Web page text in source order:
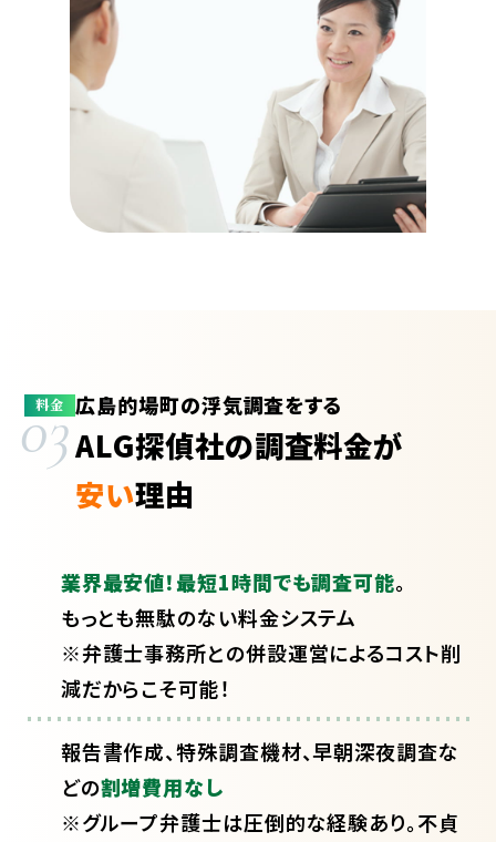
料金
03広島的場町の浮気調査をする
ALG探偵社の調査料金が
安い理由
業界最安値！最短1時間でも調査可能。
もっとも無駄のない料金システム
※弁護士事務所との併設運営によるコスト削
減だからこそ可能！
報告書作成、特殊調査機材、早朝深夜調査な
どの割増費用なし
※グループ弁護士は圧倒的な経験あり。不貞